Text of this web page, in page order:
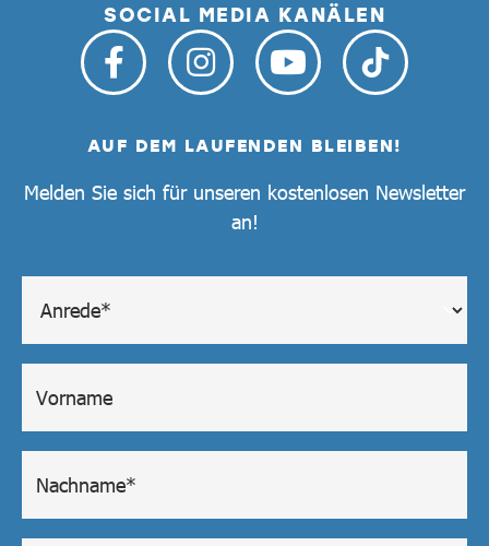
SOCIAL MEDIA KANÄLEN
AUF DEM LAUFENDEN BLEIBEN!
Melden Sie sich für unseren kostenlosen Newsletter
an!